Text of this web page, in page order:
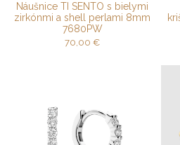
Náušnice TI SENTO s bielymi
zirkónmi a shell perlami 8mm
7680PW
70,00 €